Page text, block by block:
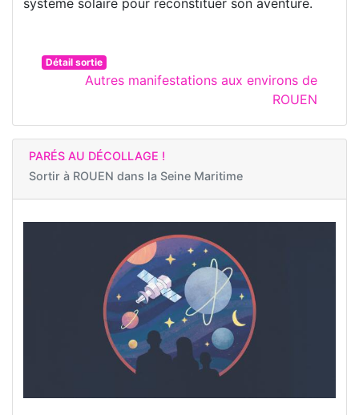
système solaire pour reconstituer son aventure.
Détail sortie
Autres manifestations aux environs de
ROUEN
PARÉS AU DÉCOLLAGE !
Sortir à ROUEN dans la Seine Maritime